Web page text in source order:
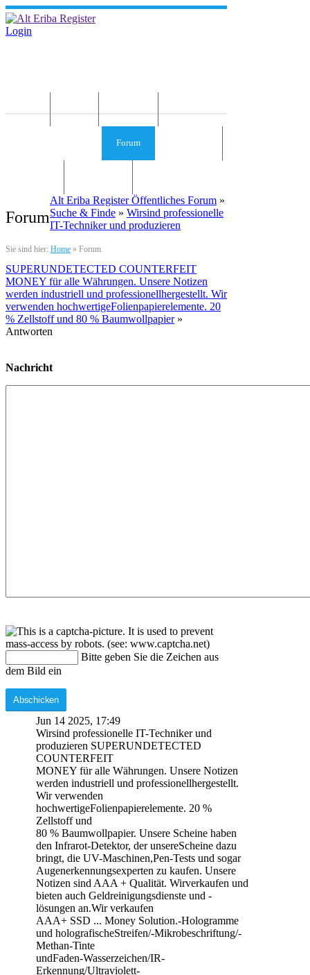
Login
Forum
Forum
Sie sind hier: Home » Forum
Alt Eriba Register Öffentliches Forum »
Suche & Finde » Wirsind professionelle
IT-Techniker und produzieren
SUPERUNDETECTED COUNTERFEIT
MONEY für alle Währungen. Unsere Notizen
werden industriell und professionellhergestellt. Wir
verwenden hochwertigeFolienpapierelemente. 20
% Zellstoff und 80 % Baumwollpapier»
Antworten
Nachricht
Bitte geben Sie die Zeichen aus
dem Bild ein
Jun 14 2025, 17:49
Wirsind professionelle IT-Techniker und
produzieren SUPERUNDETECTED
COUNTERFEIT
MONEY für alle Währungen. Unsere Notizen
werden industriell und professionellhergestellt.
Wir verwenden
hochwertigeFolienpapierelemente. 20 %
Zellstoff und
80 % Baumwollpapier. Unsere Scheine haben
den Infrarot-Detektor, der unsereScheine dazu
bringt, die UV-Maschinen,Pen-Tests und sogar
Augenerkennungsexperten zu kaufen. Unsere
Notizen sind AAA + Qualität. Wirverkaufen und
bieten auch Geldreinigungsdienste und -
lösungen an.Wir verkaufen
AAA+ SSD ... Money Solution.-Hologramme
und holografischeStreifen/-Mikrobeschriftung/-
Methan-Tinte
undFaden-Wasserzeichen/IR-
Erkennung/Ultraviolett-